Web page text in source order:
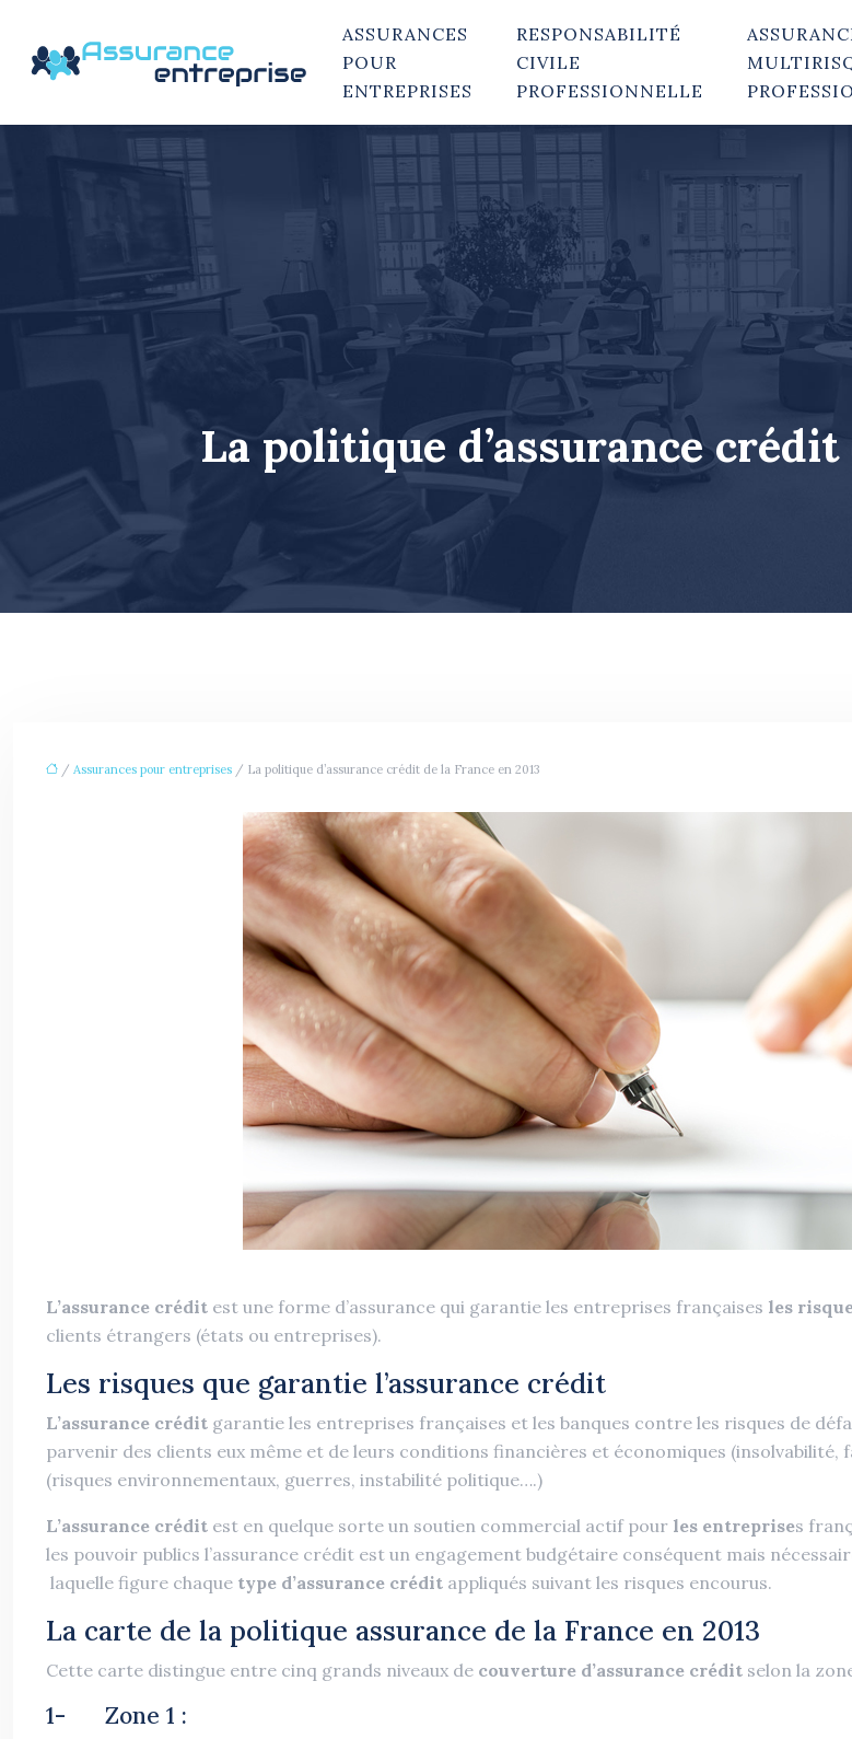
ASSURANCES
POUR
ENTREPRISES
RESPONSABILITÉ
CIVILE
PROFESSIONNELLE
La politique d’assurance crédit
/ Assurances pour entreprises / La politique d’assurance crédit de la France en 2013
L’assurance crédit est une forme d’assurance qui garantie les entreprises françaises les
clients étrangers (états ou entreprises).
Les risques que garantie l’assurance crédit
L’assurance crédit garantie les entreprises françaises et les banques contre les risques de
parvenir des clients eux même et de leurs conditions financières et économiques
(risques environnementaux, guerres, instabilité politique….)
L’assurance crédit est en quelque sorte un soutien commercial actif pour les entreprises
les pouvoir publics l’assurance crédit est un engagement budgétaire conséquent mais
laquelle figure chaque type d’assurance crédit appliqués suivant les risques encourus.
La carte de la politique assurance de la France en 2013
Cette carte distingue entre cinq grands niveaux de couverture d’assurance crédit selon la
1- Zone 1 :